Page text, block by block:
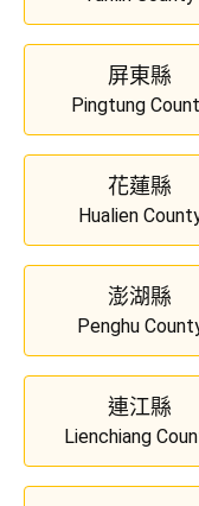
屏東縣
Pingtung
花蓮縣
Hualien
澎湖縣
Penghu
連江縣
Lienchiang